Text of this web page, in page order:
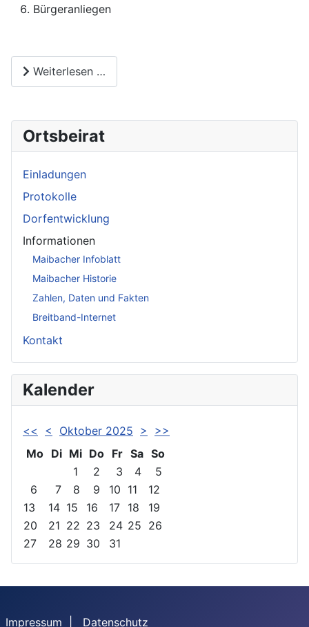
Ortsbeirat
Einladungen
Protokolle
Dorfentwicklung
Informationen
Maibacher Infoblatt
Maibacher Historie
Zahlen, Daten und Fakten
Breitband-Internet
Kontakt
Kalender
<< < Oktober 2025 >
>>
Mo Di Mi Do Fr Sa So
1
2 3 4
5
6
7 8 9 10 11
12
13
14 15 16 17 18
19
20
21 22 23 24 25 26
27
28 29 30 31
Bürgeranliegen
Weiterlesen …
Impressum Datenschutz